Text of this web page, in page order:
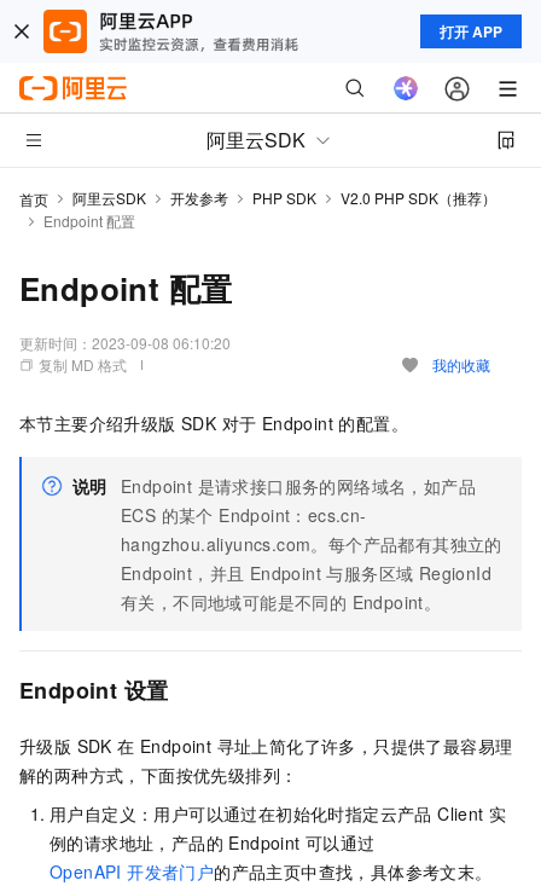
打开 APP
阿里云SDK
首页 阿里云SDK 开发参考 PHP SDK
V2.0 PHP SDK（推荐）
Endpoint 配置
Endpoint 配置
更新时间： 2023-09-08 06:10:20
复制 MD 格式
我的收藏
本节主要介绍升级版 SDK 对于 Endpoint 的配置。
说明
Endpoint 是请求接口服务的网络域名，如产品
ECS 的某个 Endpoint：ecs.cn-
hangzhou.aliyuncs.com。每个产品都有其独立的
Endpoint，并且 Endpoint 与服务区域 RegionId
有关，不同地域可能是不同的 Endpoint。
Endpoint 设置
升级版 SDK 在 Endpoint 寻址上简化了许多，只提供了最容易理
解的两种方式，下面按优先级排列：
用户自定义：用户可以通过在初始化时指定云产品 Client 实
例的请求地址，产品的 Endpoint 可以通过
OpenAPI 开发者门户的产品主页中查找，具体参考文末。